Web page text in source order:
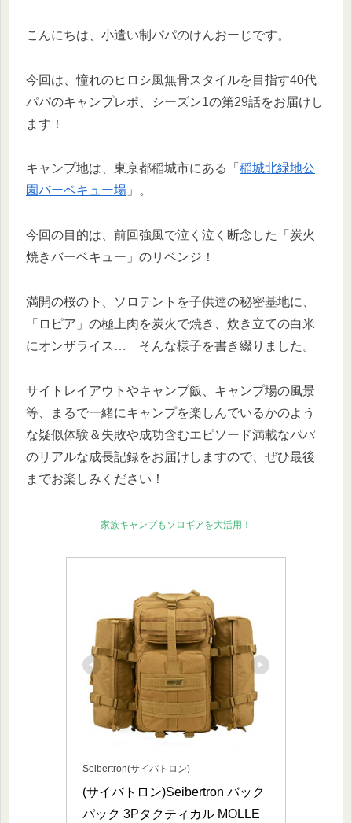
こんにちは、小遣い制パパのけんおーじです。
今回は、憧れのヒロシ風無骨スタイルを目指す40代
パパのキャンプレポ、シーズン1の第29話をお届けし
ます！
キャンプ地は、東京都稲城市にある「 稲城北緑地公
園バーベキュー場 」。
今回の目的は、前回強風で泣く泣く断念した「炭火
焼きバーベキュー」のリベンジ！
満開の桜の下、ソロテントを子供達の秘密基地に、
「ロピア」の極上肉を炭火で焼き、炊き立ての白米
にオンザライス… そんな様子を書き綴りました。
サイトレイアウトやキャンプ飯、キャンプ場の風景
等、まるで一緒にキャンプを楽しんでいるかのよう
な疑似体験＆失敗や成功含むエピソード満載なパパ
のリアルな成長記録をお届けしますので、ぜひ最後
までお楽しみください！
家族キャンプもソロギアを大活用！
Seibertron(サイバトロン)
(サイバトロン)Seibertron バック
パック 3Pタクティカル MOLLE